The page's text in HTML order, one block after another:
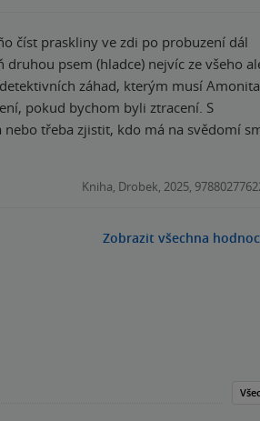
psem (hladce) nejvíc ze všeho
pokud bychom byli ztracení. S
třeba zjistit, kdo má na svědomí
Kniha, Drobek, 2025,
Zobrazit všechna